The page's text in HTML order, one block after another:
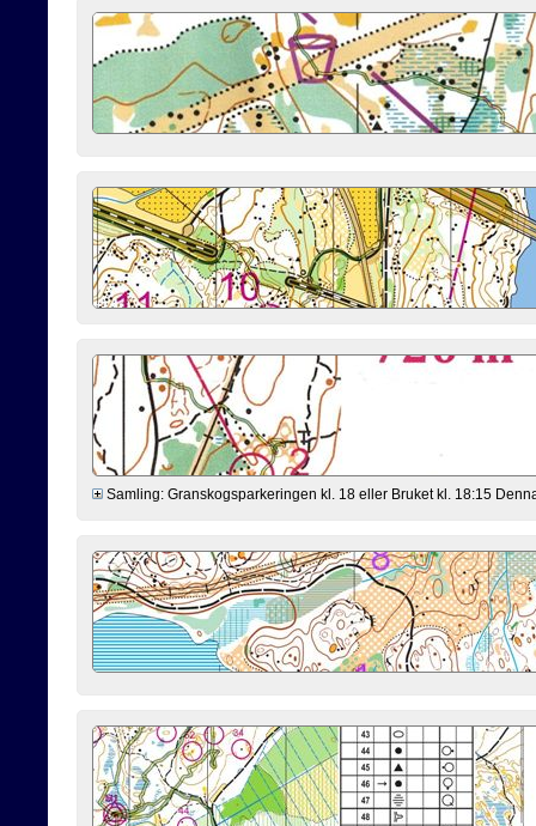
Samling: Granskogsparkeringen kl. 18 eller Bruket kl. 18:15